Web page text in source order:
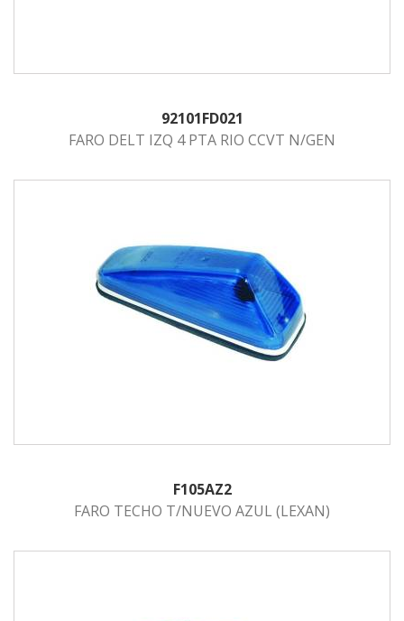
92101FD021
FARO DELT IZQ 4 PTA RIO CCVT N/GEN
F105AZ2
FARO TECHO T/NUEVO AZUL (LEXAN)